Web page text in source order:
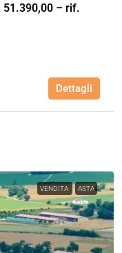
51.390,00 – rif.
Dettagli
VENDITA ASTA